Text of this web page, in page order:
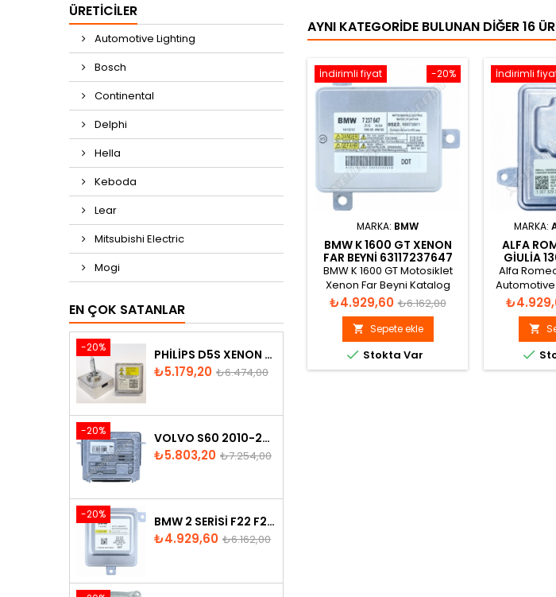
ÜRETICILER
Automotive Lighting
Bosch
Continental
Delphi
Hella
Keboda
Lear
Mitsubishi Electric
Mogi
EN ÇOK SATANLAR
-20% PHILIPS D5S XENON AMPUL
Fiyat
₺5.179,20 Normal
₺6.474,00
-20% VOLVO S60 2010-2018 XENON FAR BEYNI 31297942
Fiyat
₺5.803,20 Normal
₺7.254,00
-20% BMW 2 SERISI F22 F23 2013-2016 XENON FAR BEYNI 7318327
Fiyat
₺4.929,60 Normal
₺6.162,00
AYNI KATEGORIDE BULUNAN DIĞER 16
-20%
İndirimli fiyat
MARKA: BMW
BMW K 1600 GT XENON
FAR BEYNI 63117237647
BMW K 1600 GT Motosiklet
Xenon Far Beyni Katalog
görünümü
Fiyat
₺4.929,60 Normal
fiyat
₺6.162,00
 Sepete ekle
 Stokta Var
İndirimli
MARKA:
ALFA
GIULIA
2016-
Alfa
Fiyat

